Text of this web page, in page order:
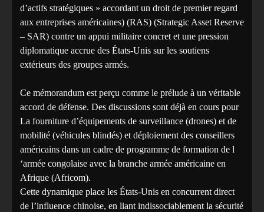
d’actifs stratégiques » accordant un droit de premier regard
aux entreprises américaines) (RAS) (Strategic Asset Reserve
– SAR) contre un appui militaire concret et une pression
diplomatique accrue des États-Unis sur les soutiens
extérieurs des groupes armés.
Ce mémorandum est perçu comme le prélude à un véritable
accord de défense. Des discussions sont déjà en cours pour
La fourniture d’équipements de surveillance (drones) et de
mobilité (véhicules blindés) et déploiement des conseillers
américains dans un cadre de programme de formation de l
‘armée congolaise avec la branche armée américaine en
Afrique (Africom).
Cette dynamique place les États-Unis en concurrent direct
de l’influence chinoise, en liant indissociablement la sécurité